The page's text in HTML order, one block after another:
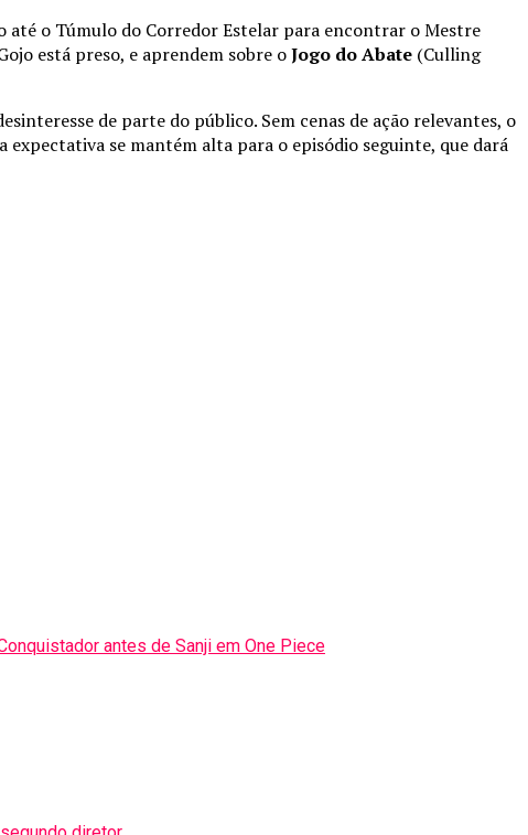
até o Túmulo do Corredor Estelar para encontrar o Mestre
está preso, e aprendem sobre oJogo do Abate (Culling
de parte do público. Sem cenas de ação relevantes, o
expectativa se mantém alta para o episódio seguinte, que dará